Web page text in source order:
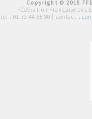
Copyright © 2015
Fédération Française des
tél : 01 39 44 65 80 | contact :